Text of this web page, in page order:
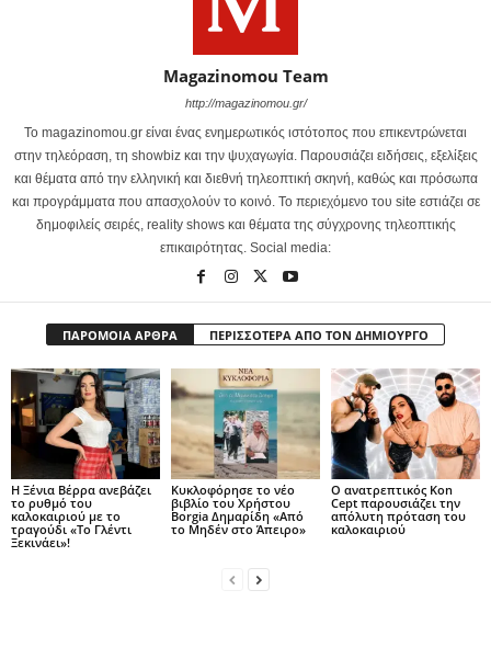
Magazinomou Team
http://magazinomou.gr/
Το magazinomou.gr είναι ένας ενημερωτικός ιστότοπος που επικεντρώνεται
στην τηλεόραση, τη showbiz και την ψυχαγωγία. Παρουσιάζει ειδήσεις, εξελίξεις
και θέματα από την ελληνική και διεθνή τηλεοπτική σκηνή, καθώς και πρόσωπα
και προγράμματα που απασχολούν το κοινό. Το περιεχόμενο του site εστιάζει σε
δημοφιλείς σειρές, reality shows και θέματα της σύγχρονης τηλεοπτικής
επικαιρότητας. Social media:
ΠΑΡΟΜΟΙΑ ΑΡΘΡΑ ΠΕΡΙΣΣΟΤΕΡΑ ΑΠΟ ΤΟΝ ΔΗΜΙΟΥΡΓΟ
Η Ξένια Βέρρα ανεβάζει
το ρυθμό του
καλοκαιριού με το
τραγούδι «Το Γλέντι
Ξεκινάει»!
Κυκλοφόρησε το νέο
βιβλίο του Χρήστου
Borgia Δημαρίδη «Από
το Μηδέν στο Άπειρο»
Ο ανατρεπτικός Kon
Cept παρουσιάζει την
απόλυτη πρόταση του
καλοκαιριού